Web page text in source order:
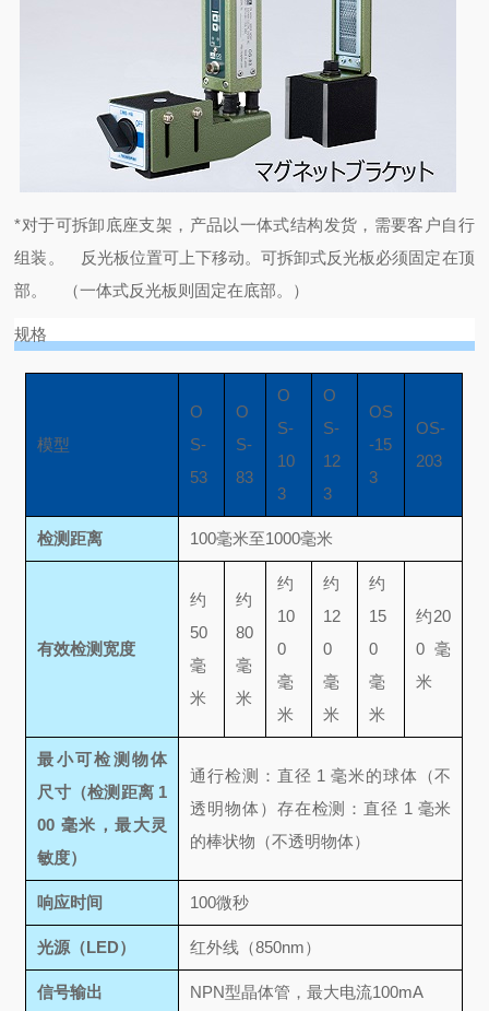
*对于可拆卸底座支架，产品以一体式结构发货，需要客户自行
组装。
反光板位置可上下移动。可拆卸式反光板必须固定在顶
部。
（一体式反光板则固定在底部。）
规格
模型
O
S-
53
O
S-
83
O
S-
10
3
O
S-
12
3
OS
-15
3
OS-
203
检测距离 100毫米至1000毫米
有效检测宽度
约
50
毫
米
约
80
毫
米
约
10
0
毫
米
约
12
0
毫
米
约
15
0
毫
米
约20
0毫
米
最小可检测物体
尺寸（检测距离 1
00 毫米，最大灵
敏度）
通行检测：直径 1 毫米的球体（不
透明物体） 存在检测：直径 1 毫米
的棒状物（不透明物体）
响应时间 100微秒
光源（LED） 红外线（850nm）
信号输出 NPN型晶体管，最大电流100mA